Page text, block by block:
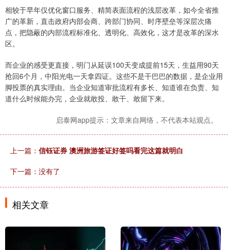
相较于早年仅优化窗口服务、精简表面流程的浅层改革，如今全省推
广的革新，直击政府内部会商、跨部门协同、时序壁垒等深层次痛
点，把隐蔽的内部流程标准化、透明化、高效化，这才是改革的深水
区。
而企业的感受更直接，明门从延误100天变成提前15天，生益用90天
抢回6个月，中阳光电一天拿四证。这些不是干巴巴的数据，是企业用
脚投票的真实理由。当企业知道审批流程有多长、知道谁在负责、知
道什么时候能办完，企业就敢投、敢干、敢留下来。
启泰网app提示：文章来自网络，不代表本站观点。
上一篇： 信钰证券 澳洲旅游签证好签吗看完这篇就明白
下一篇：没有了
相关文章